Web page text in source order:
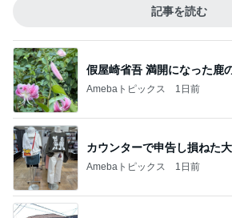
記事を読む
假屋崎省吾 満開になった鹿
Amebaトピックス 1日前
カウンターで申告し損ねた
Amebaトピックス 1日前